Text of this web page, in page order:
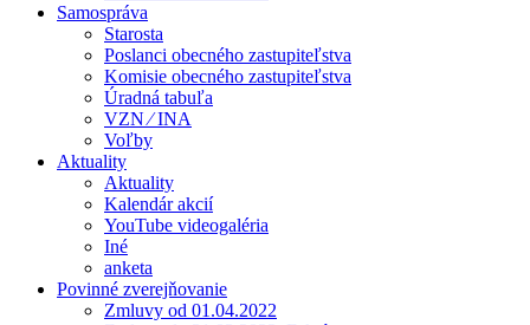
Samospráva
Starosta
Poslanci obecného zastupiteľstva
Komisie obecného zastupiteľstva
Úradná tabuľa
VZN ⁄ INA
Voľby
Aktuality
Aktuality
Kalendár akcií
YouTube videogaléria
Iné
anketa
Povinné zverejňovanie
Zmluvy od 01.04.2022